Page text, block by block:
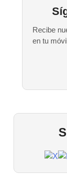
Recibe
en tu